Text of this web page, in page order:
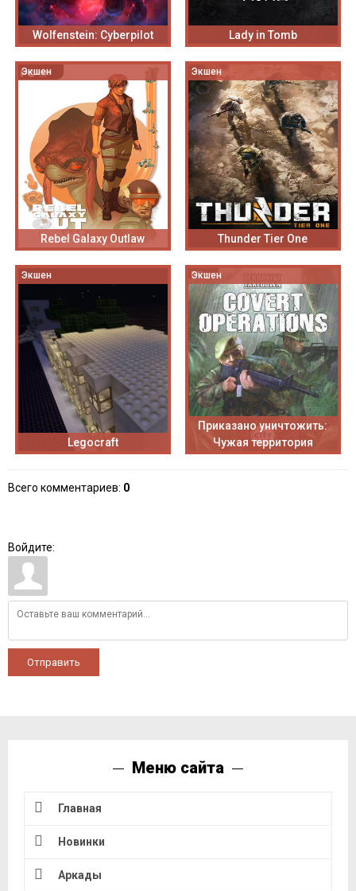
Wolfenstein: Cyberpilot Lady in Tomb
Экшен
Rebel Galaxy Outlaw
Экшен
Thunder Tier One
Экшен
Legocraft
Экшен
Приказано уничтожить:
Чужая территория
Всего комментариев: 0
Войдите:
Отправить
Меню сайта
Главная
Новинки
Аркады